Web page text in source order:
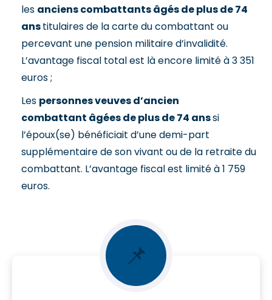
les anciens combattants âgés de plus de 74
anstitulaires de la carte du combattant ou
percevant une pension militaire d’invalidité.
L’avantage fiscal total est là encore limité à 3 351
euros ;
Les personnes veuves d’ancien
combattant âgées de plus de 74 anssi
l’époux(se) bénéficiait d’une demi-part
supplémentaire de son vivant ou de la retraite du
combattant. L’avantage fiscal est limité à 1 759
euros.
📌